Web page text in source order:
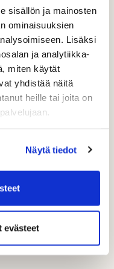
sisällön ja mainosten
ominaisuuksien
Lisäksi
ja analytiikka-
miten käytät
yhdistää näitä
heille tai joita on
Näytä tiedot
evästeet